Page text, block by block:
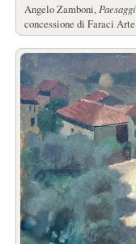
Angelo Zamboni,
concessione di Faraci Arte